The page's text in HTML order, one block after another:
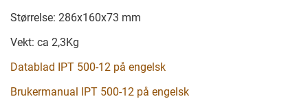
Størrelse: 286x160x73 mm
Vekt: ca 2,3Kg
Datablad IPT 500-12 på engelsk
Brukermanual IPT 500-12 på engelsk